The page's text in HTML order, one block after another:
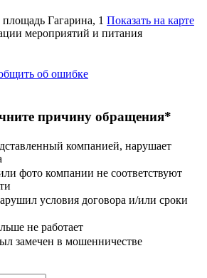
Гагарина, 1 Показать на карте
мероприятий и питания
об ошибке
причину обращения*
компанией, нарушает
фото компании не соответствуют
условия договора и/или сроки
не работает
замечен в мошенничестве